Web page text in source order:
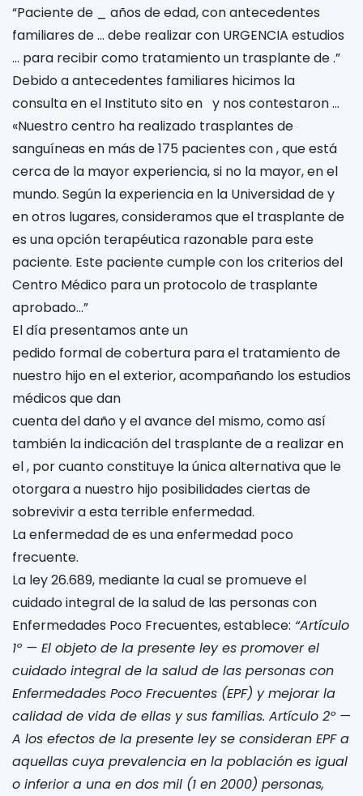
“Paciente de _ años de edad, con antecedentes
familiares de… debe realizar con URGENCIA estudios
… para recibir como tratamiento un trasplante de.”
Debido a antecedentes familiares hicimos la
consulta en el Institutosito en y nos contestaron …
«Nuestro centro ha realizado trasplantes de
sanguíneas en más de 175 pacientes con, que está
cerca de la mayor experiencia, si no la mayor, en el
mundo. Según la experiencia en la Universidad dey
en otros lugares, consideramos que el trasplante de
es una opción terapéutica razonable para este
paciente. Este paciente cumple con los criterios del
Centro Médico para un protocolo de trasplante
aprobado…”
El día presentamos anteun
pedido formal de cobertura para el tratamiento de
nuestro hijo en el exterior, acompañando los estudios
médicos que dan
cuenta del dañoy el avance del mismo, como así
también la indicación del trasplante dea realizar en
el, por cuanto constituye la única alternativa que le
otorgara a nuestro hijo posibilidades ciertas de
sobrevivir a esta terrible enfermedad.
La enfermedad dees una enfermedad poco
frecuente.
La ley 26.689, mediante la cual se promueve el
cuidado integral de la salud de las personas con
Enfermedades Poco Frecuentes, establece: “Artículo
1º — El objeto de la presente ley es promover el
cuidado integral de la salud de las personas con
Enfermedades Poco Frecuentes (EPF) y mejorar la
calidad de vida de ellas y sus familias. Artículo 2º —
A los efectos de la presente ley se consideran EPF a
aquellas cuya prevalencia en la población es igual
o inferior a una en dos mil (1 en 2000) personas,